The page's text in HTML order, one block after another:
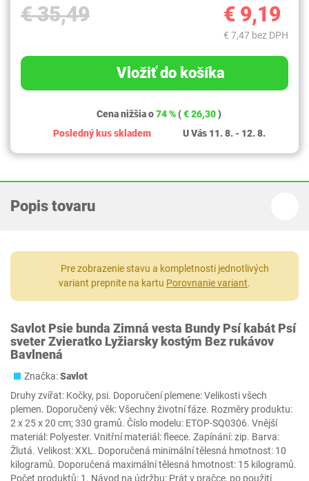
€ 35,49 € 9,19
€ 7,47 bez DPH
Vložiť do košíka
Cena nižšia o74 % (€ 26,30)
Posledný kus skladem
U Vás 11. 8. - 12. 8.
Popis tovaru
Pre zobrazenie stavu a kompletnosti jednotlivých
variant prepnite na kartu Porovnanie variant.
Savlot Psie bunda Zimná vesta Bundy Psí kabát Psí
sveter Zvieratko Lyžiarsky kostým Bez rukávov
Bavlnená
Značka:Savlot
Druhy zvířat: Kočky, psi. Doporučení plemene: Velikosti všech
plemen. Doporučený věk: Všechny životní fáze. Rozměry produktu:
2 x 25 x 20 cm; 330 gramů. Číslo modelu: ETOP-SQ0306. Vnější
materiál: Polyester. Vnitřní materiál: fleece. Zapínání: zip. Barva:
Žlutá. Velikost: XXL. Doporučená minimální tělesná hmotnost: 10
kilogramů. Doporučená maximální tělesná hmotnost: 15 kilogramů.
Počet produktů: 1. Návod na údržbu: Prát v pračce, po použití